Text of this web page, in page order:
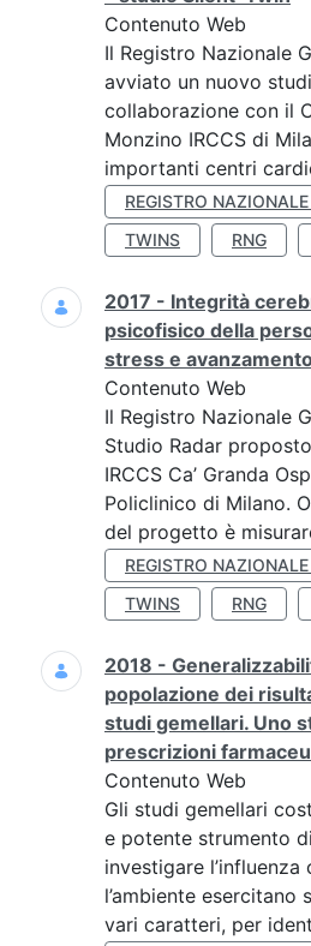
Contenuto Web
Il Registro Nazionale
avviato un nuovo
collaborazione con il
Monzino IRCCS di
importanti centri
REGISTRO
TWINS
RNG
2017 - Integrità
psicofisico della
stress e
Contenuto Web
Il Registro Nazionale
Studio Radar
IRCCS Ca’ Granda
Policlinico di Milano.
del progetto è
REGISTRO
TWINS
RNG
2018 -
popolazione dei
studi gemellari. Uno
prescrizioni
Contenuto Web
Gli studi gemellari
e potente strumento
investigare l’influenza
l’ambiente esercitano
vari caratteri, per